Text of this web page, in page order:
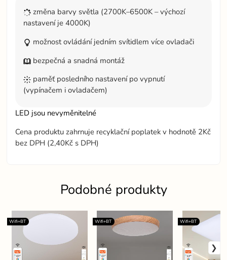
změna barvy světla (2700K–6500K – výchozí
nastavení je 4000K)
možnost ovládání jedním svítidlem více ovladači
bezpečná a snadná montáž
paměť posledního nastavení po vypnutí
(vypínačem i ovladačem)
LED jsou nevyměnitelné
Cena produktu zahrnuje recyklační poplatek v hodnotě 2Kč
bez DPH (2,40Kč s DPH)
Podobné produkty
Wifi+BT Wifi+BT Wifi+BT